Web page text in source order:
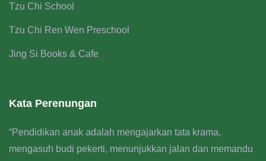
Tzu Chi School
Tzu Chi Ren Wen Preschool
Jing Si Books & Cafe
Kata Perenungan
“Pendidikan anak adalah mengajarkan tata krama,
mengasuh budi pekerti, menunjukkan jalan dan memandu